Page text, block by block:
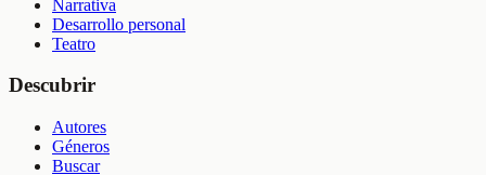
Narrativa
Desarrollo personal
Teatro
Descubrir
Autores
Géneros
Buscar